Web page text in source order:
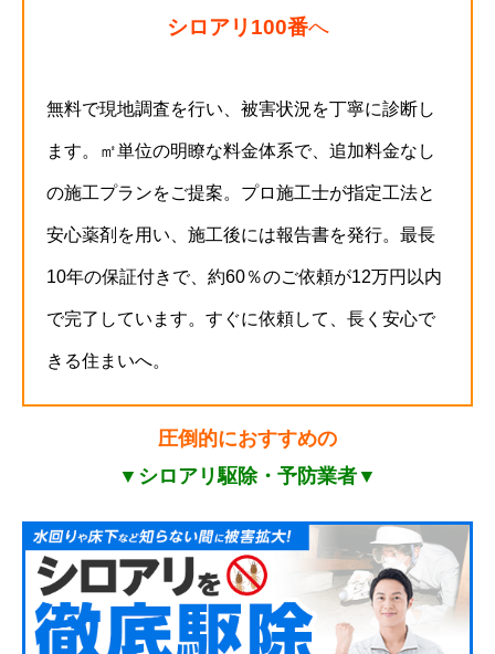
シロアリ100番へ
無料で現地調査を行い、被害状況を丁寧に診断し
ます。㎡単位の明瞭な料金体系で、追加料金なし
の施工プランをご提案。プロ施工士が指定工法と
安心薬剤を用い、施工後には報告書を発行。最長
10年の保証付きで、約60％のご依頼が12万円以内
で完了しています。すぐに依頼して、長く安心で
きる住まいへ。
圧倒的におすすめの
▼シロアリ駆除・予防業者▼